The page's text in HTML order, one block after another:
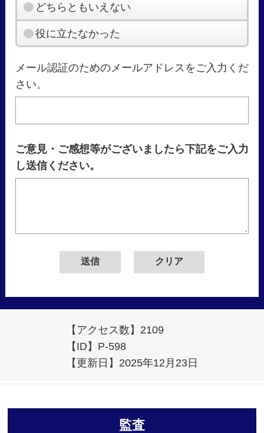
どちらともいえない
役に立たなかった
メール認証のためのメールアドレスをご入力くだ
さい。
ご意見・ご感想等がございましたら下記をご入力
し送信ください。
【アクセス数】 2109
【ID】 P-598
【更新日】 2025年12月23日
監査